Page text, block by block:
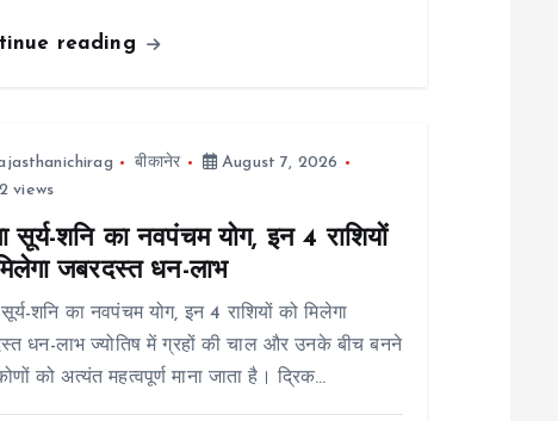
reading
बीकानेर
August 7, 2026
views
सूर्य-शनि का नवपंचम योग, इन 4 राशियों
जबरदस्त धन-लाभ
शनि का नवपंचम योग, इन 4 राशियों को मिलेगा
धन-लाभ ज्योतिष में ग्रहों की चाल और उनके बीच बनने
को अत्यंत महत्वपूर्ण माना जाता है। द्रिक…